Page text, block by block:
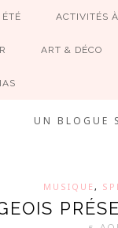
ACTIVITÉS
ART & DÉCO
UN BLOGUE
MUSIQUE,